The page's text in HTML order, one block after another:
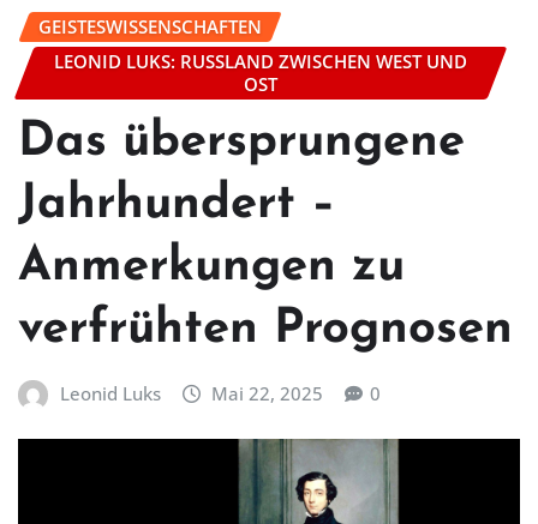
GEISTESWISSENSCHAFTEN
LEONID LUKS: RUSSLAND ZWISCHEN WEST UND
OST
Das übersprungene
Jahrhundert –
Anmerkungen zu
verfrühten Prognosen
Leonid Luks Mai 22, 2025 0